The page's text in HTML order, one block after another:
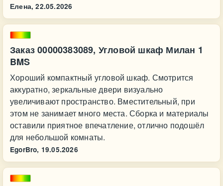
Елена, 22.05.2026
Заказ 00000383089, Угловой шкаф Милан 1
BMS
Хороший компактный угловой шкаф. Смотрится
аккуратно, зеркальные двери визуально
увеличивают пространство. Вместительный, при
этом не занимает много места. Сборка и материалы
оставили приятное впечатление, отлично подошёл
для небольшой комнаты.
EgorBro, 19.05.2026